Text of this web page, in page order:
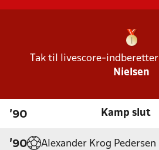
Tak til livescore-indberetter
Nielsen
'90 Kamp slut
'90 Alexander Krog Pedersen